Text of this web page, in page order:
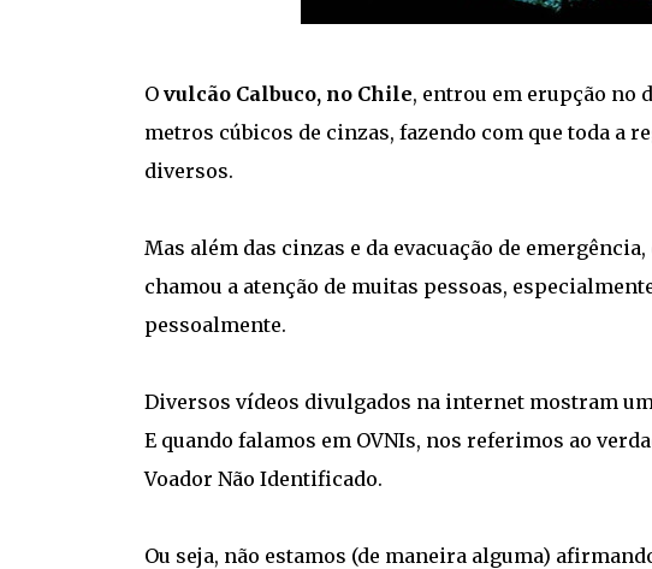
O vulcão Calbuco, no Chile, entrou em erupção no
metros cúbicos de cinzas, fazendo com que toda a
diversos.
Mas além das cinzas e da evacuação de
chamou a atenção de muitas pessoas,
pessoalmente.
Diversos vídeos divulgados na internet mostram
E quando falamos em OVNIs, nos referimos ao
Voador Não Identificado.
Ou seja, não estamos (de maneira alguma)